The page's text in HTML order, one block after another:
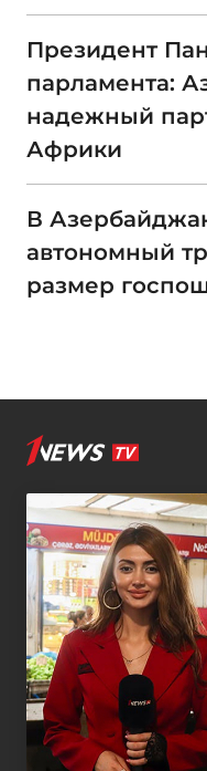
Президент
парламента:
надежный
Африки
В
автономный
размер